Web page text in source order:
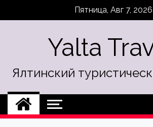
Пятница, Авг 7, 2026
Yalta
Ялтинский